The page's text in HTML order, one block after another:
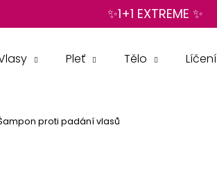
✨1+1 EXTREME ✨
Pleť Tělo Líčení
proti padání vlasů